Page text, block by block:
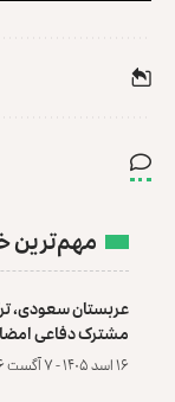
مهم‌ترین
عربستان سعودی،
مشترک دفاعی
۱۶ اسد ۱۴۰۵ - ۷ آگست ۲۰۲۶